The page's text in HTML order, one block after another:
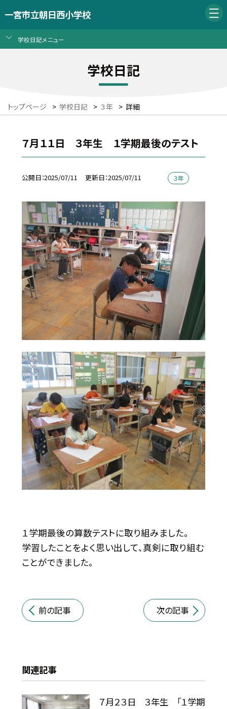
一宮市立朝日西小学校
学校日記メニュー
学校日記
トップページ > 学校日記 > ３年 > 詳細
７月１１日 ３年生 １学期最後のテスト
公開日 2025/07/11 更新日 2025/07/11 ３年
１学期最後の算数テストに取り組みました。
学習したことをよく思い出して、真剣に取り組む
ことができました。
前の記事 次の記事
関連記事
７月２３日 ３年生 「１学期